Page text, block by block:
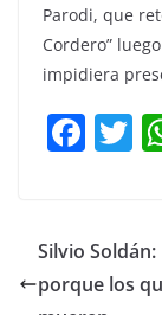
Parodi, que
Cordero”
impidiera
F
e
b
T
Silvio
porque los